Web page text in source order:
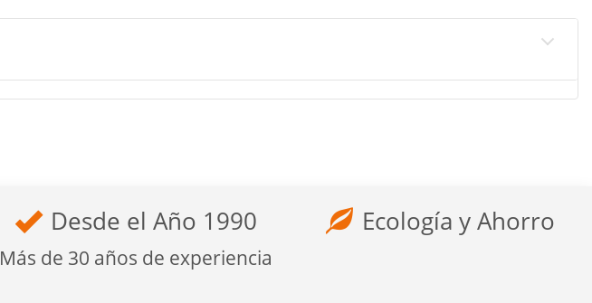
Desde el Año 1990
Más de 30 años de experiencia
Ecología y Ahorro